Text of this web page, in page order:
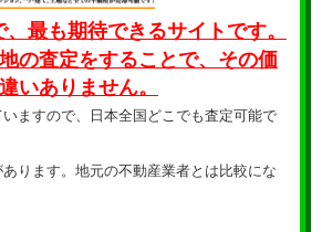
最も期待できるサイトです。
の査定をすることで、その価
いありません。
ますので、日本全国どこでも査定可能で
ります。地元の不動産業者とは比較にな